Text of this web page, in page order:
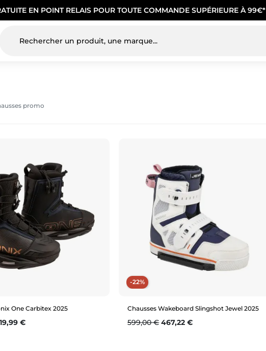
EN POINT RELAIS POUR TOUTE COMMANDE SUPÉRIEURE À 99€*
promo
One Carbitex 2025
€
-22%
Chausses Wakeboard Slingshot Jewel 2025
Prix de base
599,00 € Prix
467,22 €